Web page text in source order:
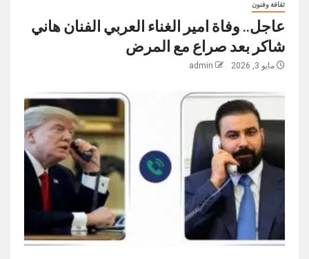
ثقافة وفنون
عاجل.. وفاة امير الغناء العربي الفنان هاني
شاكر بعد صراع مع المرض
مايو 3, 2026 admin